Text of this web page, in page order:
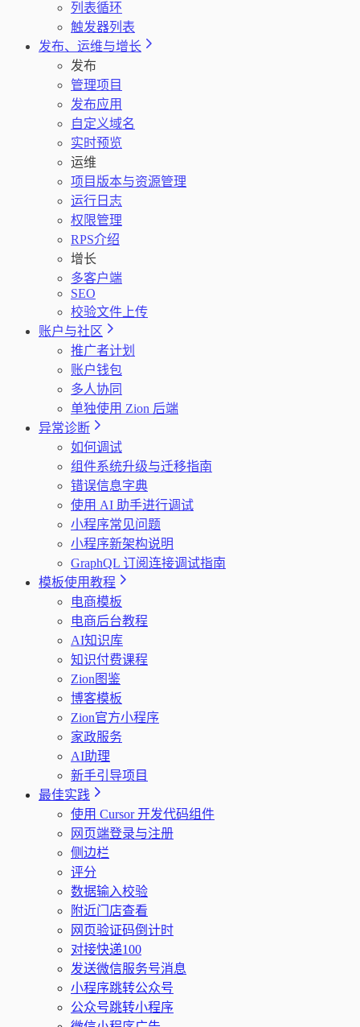
列表循环
触发器列表
发布、运维与增长
发布
管理项目
发布应用
自定义域名
实时预览
运维
项目版本与资源管理
运行日志
权限管理
RPS介绍
增长
多客户端
SEO
校验文件上传
账户与社区
推广者计划
账户钱包
多人协同
单独使用 Zion 后端
异常诊断
如何调试
组件系统升级与迁移指南
错误信息字典
使用 AI 助手进行调试
小程序常见问题
小程序新架构说明
GraphQL 订阅连接调试指南
模板使用教程
电商模板
电商后台教程
AI知识库
知识付费课程
Zion图鉴
博客模板
Zion官方小程序
家政服务
AI助理
新手引导项目
最佳实践
使用 Cursor 开发代码组件
网页端登录与注册
侧边栏
评分
数据输入校验
附近门店查看
网页验证码倒计时
对接快递100
发送微信服务号消息
小程序跳转公众号
公众号跳转小程序